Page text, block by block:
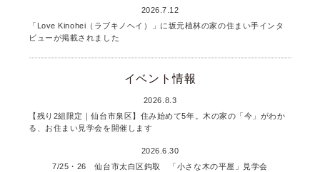
2026.7.12
「Love Kinohei（ラブキノヘイ）」に坂元植林の家の住まい手インタ
ビューが掲載されました
イベント情報
2026.8.3
【残り2組限定｜仙台市泉区】住み始めて5年。木の家の「今」がわか
る、お住まい見学会を開催します
2026.6.30
7/25・26 仙台市太白区鈎取 「小さな木の平屋」見学会